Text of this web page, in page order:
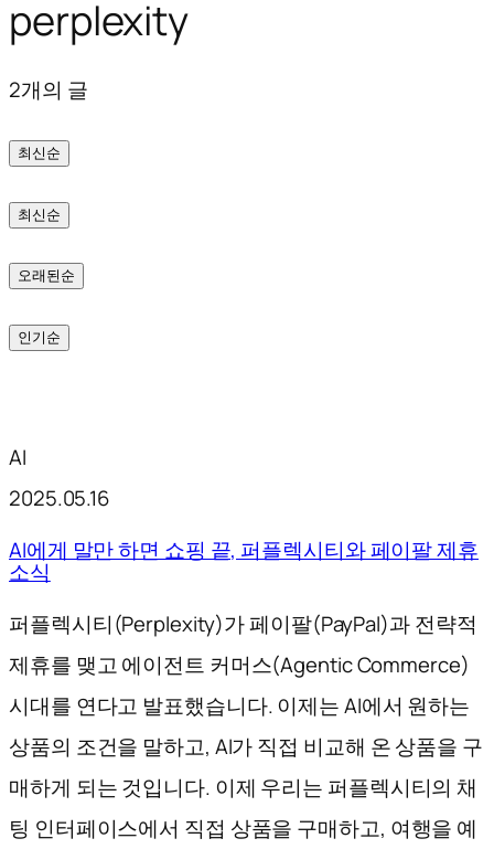
텐
츠
로
로
가
perplexity
2개의 글
최신순
최신순
오래된순
인기순
AI
2025.05.16
AI에게 말만 하면 쇼핑 끝, 퍼플렉시티와 페이팔 제휴
소식
퍼플렉시티(Perplexity)가 페이팔(PayPal)과 전략적
제휴를 맺고 에이전트 커머스(Agentic Commerce)
시대를 연다고 발표했습니다. 이제는 AI에서 원하는
상품의 조건을 말하고, AI가 직접 비교해 온 상품을 구
매하게 되는 것입니다. 이제 우리는 퍼플렉시티의 채
팅 인터페이스에서 직접 상품을 구매하고, 여행을 예